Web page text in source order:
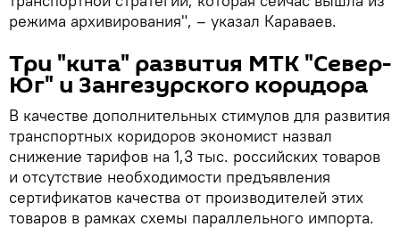
режима архивирования", – указал Караваев.
Три "кита" развития МТК "Север-
Юг" и Зангезурского коридора
В качестве дополнительных стимулов для развития
транспортных коридоров экономист назвал
снижение тарифов на 1,3 тыс. российских товаров
и отсутствие необходимости предъявления
сертификатов качества от производителей этих
товаров в рамках схемы параллельного импорта.